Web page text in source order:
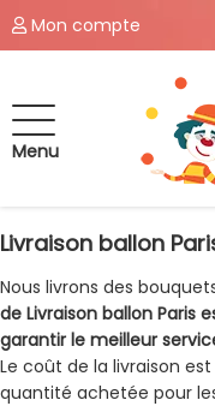
Mon compte
Menu
Livraison ballon
Nous livrons des
de Livraison ballon Paris
garantir le meilleur
Le coût de la livraison
quantité achetée pour